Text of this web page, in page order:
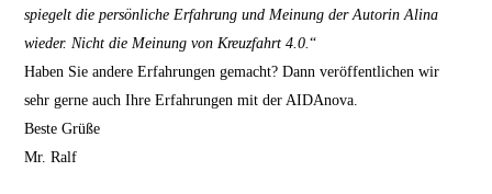
spiegelt die persönliche Erfahrung und Meinung der Autorin Alina
wieder. Nicht die Meinung von Kreuzfahrt 4.0.“
Haben Sie andere Erfahrungen gemacht? Dann veröffentlichen wir
sehr gerne auch Ihre Erfahrungen mit der AIDAnova.
Beste Grüße
Mr. Ralf